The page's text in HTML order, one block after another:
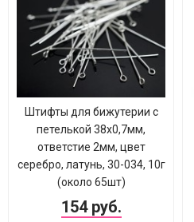
Штифты для бижутерии с
петелькой 38х0,7мм,
ответстие 2мм, цвет
серебро, латунь, 30-034, 10г
(около 65шт)
154 руб.